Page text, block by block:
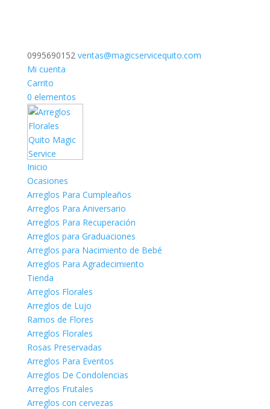
0995690152 ventas@magicservicequito.com
Mi cuenta
Carrito
0 elementos
Inicio
Ocasiones
Arreglos Para Cumpleaños
Arreglos Para Aniversario
Arreglos Para Recuperación
Arreglos para Graduaciones
Arreglos para Nacimiento de Bebé
Arreglos Para Agradecimiento
Tienda
Arreglos Florales
Arreglos de Lujo
Ramos de Flores
Arreglos Florales
Rosas Preservadas
Arreglos Para Eventos
Arreglos De Condolencias
Arreglos Frutales
Arreglos con cervezas